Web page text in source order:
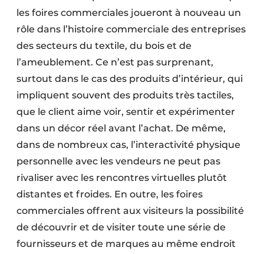
les foires commerciales joueront à nouveau un
rôle dans l’histoire commerciale des entreprises
des secteurs du textile, du bois et de
l’ameublement. Ce n’est pas surprenant,
surtout dans le cas des produits d’intérieur, qui
impliquent souvent des produits très tactiles,
que le client aime voir, sentir et expérimenter
dans un décor réel avant l’achat. De même,
dans de nombreux cas, l’interactivité physique
personnelle avec les vendeurs ne peut pas
rivaliser avec les rencontres virtuelles plutôt
distantes et froides. En outre, les foires
commerciales offrent aux visiteurs la possibilité
de découvrir et de visiter toute une série de
fournisseurs et de marques au même endroit